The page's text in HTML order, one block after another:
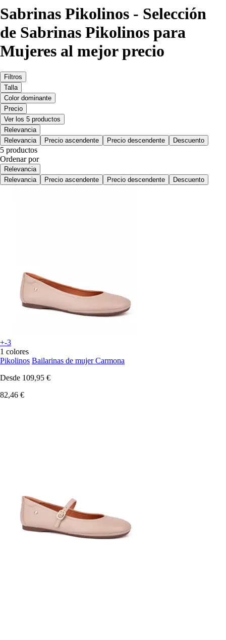
Sabrinas Pikolinos - Selección
de Sabrinas Pikolinos para
Mujeres al mejor precio
Filtros
Talla
Color dominante
Precio
Ver los 5 productos
Relevancia
Relevancia
Precio ascendente Precio descendente Descuento
5 productos
Ordenar por
Relevancia
Relevancia
Precio ascendente Precio descendente Descuento
+-3
1 colores
Pikolinos Bailarinas de mujer Carmona
Desde 109,95 €
82,46 €